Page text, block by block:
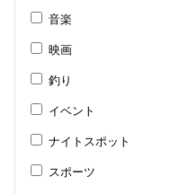
音楽
映画
釣り
イベント
ナイトスポット
スポーツ